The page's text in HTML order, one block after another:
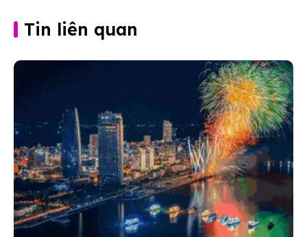
Tin liên quan